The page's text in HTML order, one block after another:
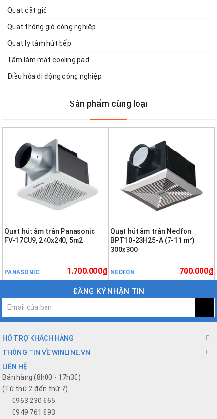
Quạt cắt gió
Quạt thông gió công nghiệp
Quạt ly tâm hút bếp
Tấm làm mát cooling pad
Điều hòa di động công nghiệp
Sản phẩm cùng loại
Quạt hút âm trần Panasonic
FV-17CU9, 240x240, 5m2
PANASONIC 1.700.000₫
Quạt hút âm trần Nedfon
BPT10-23H25-A (7-11 m²)
300x300
NEDFON 700.000₫
ĐĂNG KÝ NHẬN TIN
HỖ TRỢ KHÁCH HÀNG
THÔNG TIN VỀ WINLINE.VN
LIÊN HỆ
Bán hàng (8h00 - 17h30)
(Từ thứ 2 đến thứ 7)
0963 230 665
0949 761 893